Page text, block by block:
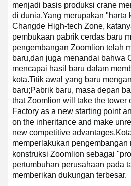
menjadi basis produksi crane
di dunia,Yang merupakan "harta
Changde High-tech Zone,
pembukaan pabrik cerdas baru
pengembangan Zoomlion telah
baru,dan juga menandai bahwa
mencapai hasil baru dalam
kota.Titik awal yang baru
baru;Pabrik baru, masa depan
that Zoomlion will take the tower
Factory as a new starting point
on the inheritance and make
new competitive advantages.
memperlakukan pengembangan
konstruksi Zoomlion sebagai
pertumbuhan perusahaan pada
memberikan dukungan terbesar.